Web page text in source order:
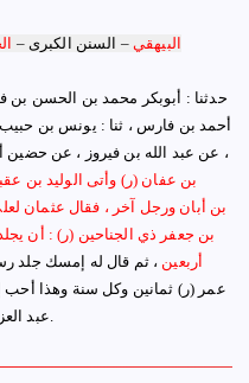
البيهقي – السنن الكبرى –
– حدثنا : أبوبكر محمد بن الحسن بن
أحمد بن فارس ، ثنا : يونس بن حبيب ،
، عن عبد الله بن فيروز ، عن
بن عفان (ر) وأتى الوليد بن
بن أبان ورجل آخر ، فقال عثمان
بن جعفر ذي الجناحين (ر) : أن
أربعين ، ثم قال له إمسك جلد
عمر (ر) ثمانين وكل سنة وهذا أحب